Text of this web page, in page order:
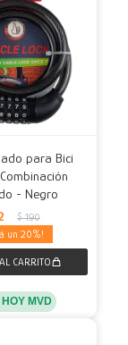
para Bici
- Negro
$ 190
20
MVD